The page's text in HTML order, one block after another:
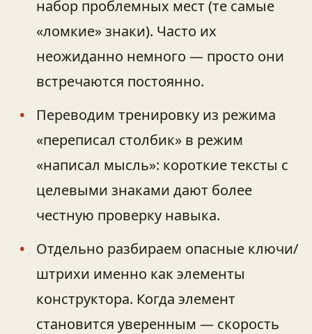
набор проблемных мест (те самые
«ломкие» знаки). Часто их
неожиданно немного — просто они
встречаются постоянно.
Переводим тренировку из режима
«переписал столбик» в режим
«написал мысль»: короткие тексты с
целевыми знаками дают более
честную проверку навыка.
Отдельно разбираем опасные ключи/
штрихи именно как элементы
конструктора. Когда элемент
становится уверенным — скорость